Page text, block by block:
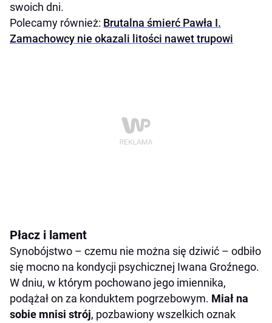
swoich dni.
Polecamy również: Brutalna śmierć Pawła I.
Zamachowcy nie okazali litości nawet trupowi
Płacz i lament
Synobójstwo – czemu nie można się dziwić – odbiło
się mocno na kondycji psychicznej Iwana Groźnego.
W dniu, w którym pochowano jego imiennika,
podążał on za konduktem pogrzebowym. Miał na
sobie mnisi strój, pozbawiony wszelkich oznak